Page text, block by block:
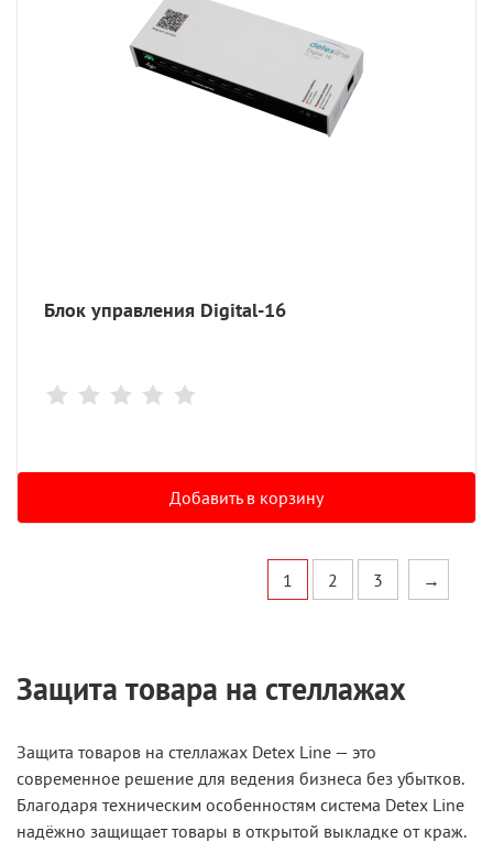
Блок управления Digital-16
Добавить в корзину
1 2 3 →
Защита товара на стеллажах
Защита товаров на стеллажах Detex Line — это
современное решение для ведения бизнеса без убытков.
Благодаря техническим особенностям система Detex Line
надёжно защищает товары в открытой выкладке от краж.